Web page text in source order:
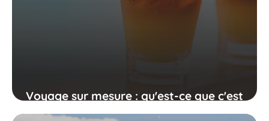
Voyage sur mesure : qu'est-ce que c'est
?